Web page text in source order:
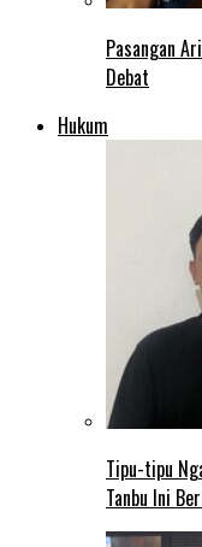
Pasangan
Debat
Hukum
Tipu-tipu
Tanbu Ini